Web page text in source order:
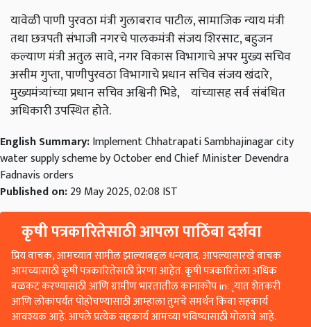
यावेळीपाणीपुरवठामंत्रीगुलाबरावपाटील,सामाजिकन्यायमंत्री
तथाछत्रपतीसंभाजीनगरचेपालकमंत्रीसंजयशिरसाट,बहुजन
कल्याणमंत्रीअतुलसावे,नगरविकासविभागाचेअपरमुख्यसचिव
असीमगुप्ता,पाणीपुरवठाविभागाचेप्रधानसचिवसंजयखंदारे,
मुख्यमंत्र्यांच्याप्रधानसचिवअश्विनीभिडे, यांच्यासहसर्वसंबंधित
अधिकारीउपस्थितहोते.
English Summary:Implement Chhatrapati Sambhajinagar city
water supply scheme by October end Chief Minister Devendra
Fadnavis orders
Published on:29 May 2025, 02:08 IST
कृषी पत्रकारितेसाठी आपला पाठिंबा दर्शवा
प्रिय वाचक, आमच्यात सामील झाल्याबद्दल धन्यवाद. आपल्यासारखे वाचक
आमच्यासाठी कृषी पत्रकारितेसाठी प्रेरणा आहेत. कृषी पत्रकारितेला अधिक
बळकट करण्यासाठी आणि ग्रामीण भारतातील कानाकोप in्यात शेतकरी
आणि लोकांपर्यंत पोहोचण्यासाठी आम्हाला तुमचे समर्थन किंवा सहकार्य
आवश्यक आहे. आपले प्रत्येक सहकार्य आमच्या भविष्यासाठी मोलाचे आहे.